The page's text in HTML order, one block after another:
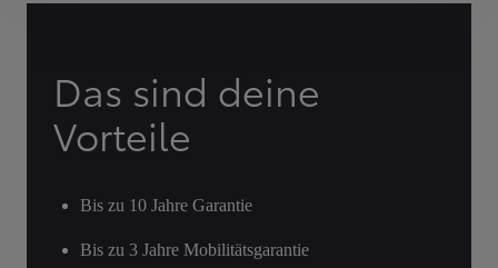
Das sind deine
Vorteile
Bis zu 10 Jahre Garantie
Bis zu 3 Jahre Mobilitätsgarantie